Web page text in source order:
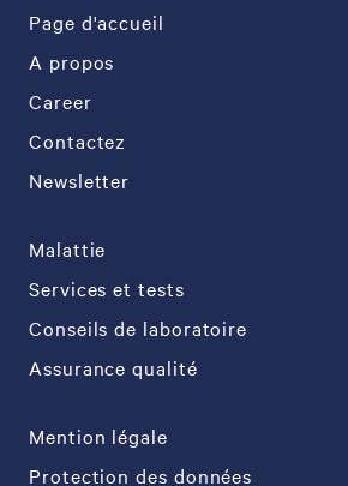
Page d'accueil
A propos
Career
Contactez
Newsletter
Malattie
Services et tests
Conseils de laboratoire
Assurance qualité
Mention légale
Protection des données